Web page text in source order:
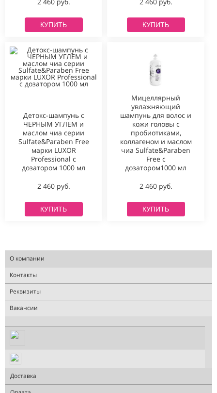
КУПИТЬ КУПИТЬ
Детокс-шампунь с
ЧЕРНЫМ УГЛЕМ и
маслом чиа серии
Sulfate&Paraben Free
марки LUXOR
Professional с
дозатором 1000 мл
2 460 руб.
КУПИТЬ
Мицеллярный
увлажняющий
шампунь для волос и
кожи головы с
пробиотиками,
коллагеном и маслом
чиа Sulfate&Paraben
Free с
дозатором1000 мл
2 460 руб.
КУПИТЬ
О компании
Контакты
Реквизиты
Вакансии
Доставка